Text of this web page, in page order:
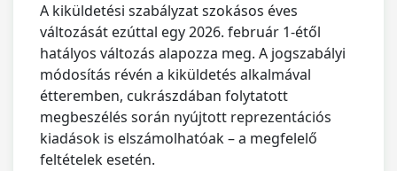
A kiküldetési szabályzat szokásos éves
változását ezúttal egy 2026. február 1-étől
hatályos változás alapozza meg. A jogszabályi
módosítás révén a kiküldetés alkalmával
étteremben, cukrászdában folytatott
megbeszélés során nyújtott reprezentációs
kiadások is elszámolhatóak – a megfelelő
feltételek esetén.